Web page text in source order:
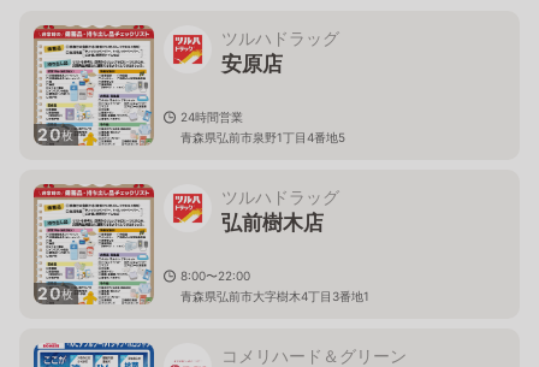
20枚
ツルハドラッグ
安原店
24時間営業
青森県弘前市泉野1丁目4番地5
20枚
ツルハドラッグ
弘前樹木店
8:00〜22:00
青森県弘前市大字樹木4丁目3番地1
コメリハード＆グリーン